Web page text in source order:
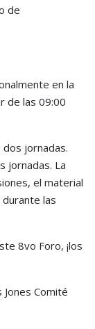
de
en la
de las 09:00
jornadas.
jornadas. La
el material
las
8vo Foro, ¡los
Comité